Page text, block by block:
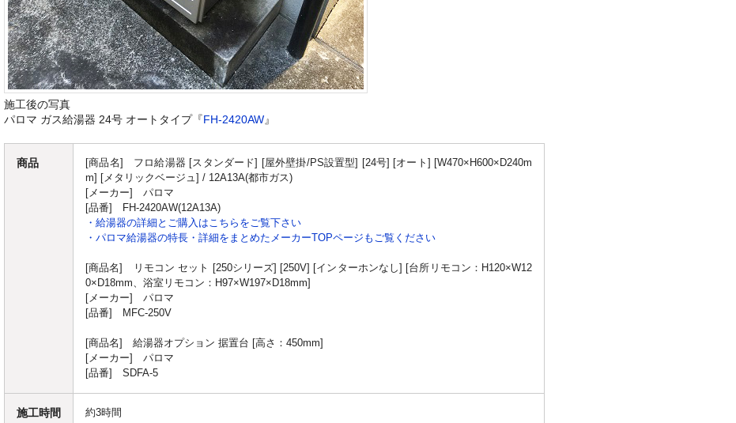
施工後の写真
パロマ ガス給湯器 24号 オートタイプ『FH-2420AW』
商品
[商品名] フロ給湯器 [スタンダード] [屋外壁掛/PS設置型] [24号] [オート] [W470×H600×D240m
m] [メタリックベージュ] / 12A13A(都市ガス)
[メーカー] パロマ
[品番] FH-2420AW(12A13A)
・給湯器の詳細とご購入はこちらをご覧下さい
・パロマ給湯器の特長・詳細をまとめたメーカーTOPページもご覧ください
[商品名] リモコン セット [250シリーズ] [250V] [インターホンなし] [台所リモコン：H120×W12
0×D18mm、浴室リモコン：H97×W197×D18mm]
[メーカー] パロマ
[品番] MFC-250V
[商品名] 給湯器オプション 据置台 [高さ：450mm]
[メーカー] パロマ
[品番] SDFA-5
施工時間 約3時間